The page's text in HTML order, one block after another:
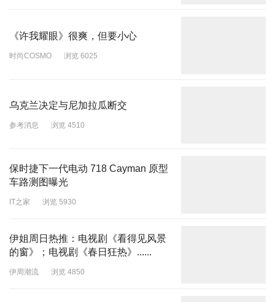
《许我耀眼》很爽，但要小心
时尚COSMO 浏览 6025
乌克兰决定与尼加拉瓜断交
参考消息 浏览 4510
保时捷下一代电动 718 Cayman 原型
车路测图曝光
IT之家 浏览 5930
伊姐周日热推：电视剧《看得见风景
的窗》；电视剧《春日狂热》......
伊周潮流 浏览 4850